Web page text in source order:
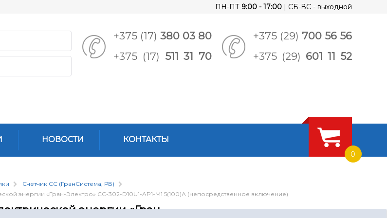
ПН-ПТ 9:00 - 17:00 | СБ-ВС - выходной
+375 (17) 380 03 80
+375 (17) 511 31 70
+375 (29) 700 56 56
+375 (29) 601 11 52
НОВОСТИ КОНТАКТЫ
0
Счетчик СС (ГранСистема, РБ)
энергии «Гран-Электро» СС-302-D10U1-AP1-M1 5(100)А (непосредственное включение)
энергии «Гран-